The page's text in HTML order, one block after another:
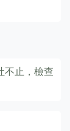
不止，檢查